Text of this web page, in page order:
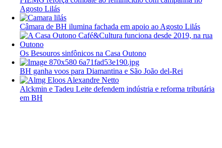
Agosto Lilás
Câmara de BH ilumina fachada em apoio ao Agosto Lilás
Os Besouros sinfônicos na Casa Outono
BH ganha voos para Diamantina e São João del-Rei
Alckmin e Tadeu Leite defendem indústria e reforma tributária
em BH